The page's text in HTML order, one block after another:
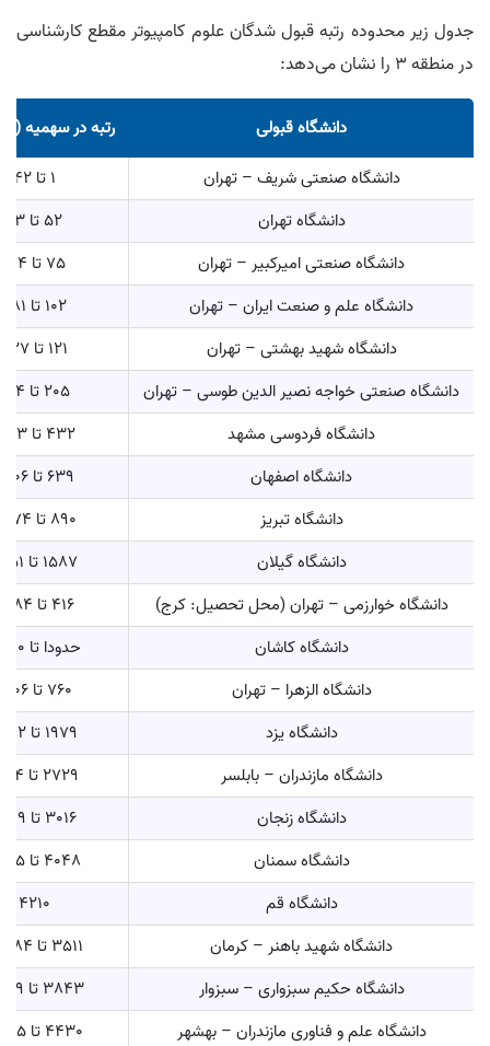
جدول زیر محدوده رتبه قبول شدگان علوم کامپیوتر مقطع کارشناسی
در منطقه 3 را نشان می‌‎دهد:
دانشگاه قبولی
رتبه در سهمیه
دانشگاه صنعتی شریف – تهران
1 تا 42
دانشگاه تهران
52 تا 93
دانشگاه صنعتی امیرکبیر – تهران
75 تا 174
دانشگاه علم و صنعت ایران – تهران
102 تا 481
دانشگاه شهید بهشتی – تهران
121 تا 427
دانشگاه صنعتی خواجه نصیر الدین طوسی – تهران
205 تا 294
دانشگاه فردوسی مشهد
432 تا 1633
دانشگاه اصفهان
639 تا 2306
دانشگاه تبریز
890 تا 4574
دانشگاه گیلان
1587 تا 4051
دانشگاه خوارزمی – تهران (محل تحصیل: کرج)
416 تا 2584
دانشگاه کاشان
حدودا تا 3880
دانشگاه الزهرا – تهران
760 تا 2006
دانشگاه یزد
1979 تا 6892
دانشگاه مازندران – بابلسر
2729 تا 7514
دانشگاه زنجان
3016 تا 6499
دانشگاه سمنان
4048 تا 7925
دانشگاه قم
4210
دانشگاه شهید باهنر – کرمان
3511 تا 13384
دانشگاه حکیم سبزواری – سبزوار
3843 تا 11859
دانشگاه علم و فناوری مازندران – بهشهر
4430 تا 11875